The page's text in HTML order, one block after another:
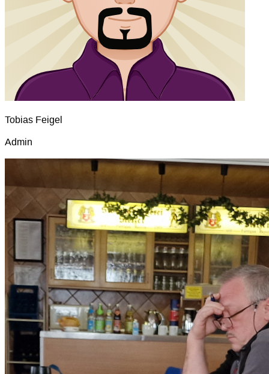
Tobias Feigel
Admin